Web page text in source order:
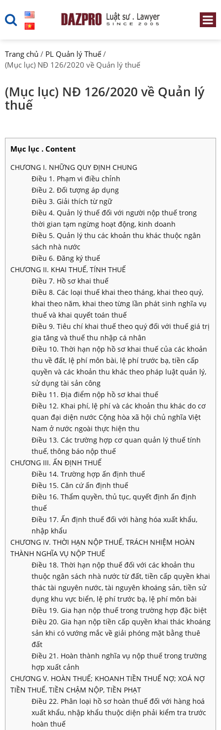
Trang chủ / PL Quản lý Thuế /
(Mục lục) NĐ 126/2020 về Quản lý thuế
(Mục lục) NĐ 126/2020 về Quản lý
thuế
Mục lục . Content
CHƯƠNG I. NHỮNG QUY ĐỊNH CHUNG
Điều 1. Phạm vi điều chỉnh
Điều 2. Đối tượng áp dụng
Điều 3. Giải thích từ ngữ
Điều 4. Quản lý thuế đối với người nộp thuế trong
thời gian tạm ngừng hoạt động, kinh doanh
Điều 5. Quản lý thu các khoản thu khác thuộc ngân
sách nhà nước
Điều 6. Đăng ký thuế
CHƯƠNG II. KHAI THUẾ, TÍNH THUẾ
Điều 7. Hồ sơ khai thuế
Điều 8. Các loại thuế khai theo tháng, khai theo quý,
khai theo năm, khai theo từng lần phát sinh nghĩa vụ
thuế và khai quyết toán thuế
Điều 9. Tiêu chí khai thuế theo quý đối với thuế giá trị
gia tăng và thuế thu nhập cá nhân
Điều 10. Thời hạn nộp hồ sơ khai thuế của các khoản
thu về đất, lệ phí môn bài, lệ phí trước bạ, tiền cấp
quyền và các khoản thu khác theo pháp luật quản lý,
sử dụng tài sản công
Điều 11. Địa điểm nộp hồ sơ khai thuế
Điều 12. Khai phí, lệ phí và các khoản thu khác do cơ
quan đại diện nước Cộng hòa xã hội chủ nghĩa Việt
Nam ở nước ngoài thực hiện thu
Điều 13. Các trường hợp cơ quan quản lý thuế tính
thuế, thông báo nộp thuế
CHƯƠNG III. ẤN ĐỊNH THUẾ
Điều 14. Trường hợp ấn định thuế
Điều 15. Căn cứ ấn định thuế
Điều 16. Thẩm quyền, thủ tục, quyết định ấn định
thuế
Điều 17. Ấn định thuế đối với hàng hóa xuất khẩu,
nhập khẩu
CHƯƠNG IV. THỜI HẠN NỘP THUẾ, TRÁCH NHIỆM HOÀN
THÀNH NGHĨA VỤ NỘP THUẾ
Điều 18. Thời hạn nộp thuế đối với các khoản thu
thuộc ngân sách nhà nước từ đất, tiền cấp quyền khai
thác tài nguyên nước, tài nguyên khoáng sản, tiền sử
dụng khu vực biển, lệ phí trước bạ, lệ phí môn bài
Điều 19. Gia hạn nộp thuế trong trường hợp đặc biệt
Điều 20. Gia hạn nộp tiền cấp quyền khai thác khoáng
sản khi có vướng mắc về giải phóng mặt bằng thuê
đất
Điều 21. Hoàn thành nghĩa vụ nộp thuế trong trường
hợp xuất cảnh
CHƯƠNG V. HOÀN THUẾ; KHOANH TIỀN THUẾ NỢ; XOÁ NỢ
TIỀN THUẾ, TIỀN CHẬM NỘP, TIỀN PHẠT
Điều 22. Phân loại hồ sơ hoàn thuế đối với hàng hoá
xuất khẩu, nhập khẩu thuộc diện phải kiểm tra trước
hoàn thuế